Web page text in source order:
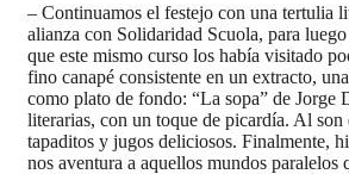
– Continuamos el festejo con una tertulia
alianza con Solidaridad Scuola, para
que este mismo curso los había visitado
fino canapé consistente en un extracto,
como plato de fondo: “La sopa” de
literarias, con un toque de picardía. Al
tapaditos y jugos deliciosos. Finalmente,
nos aventura a aquellos mundos